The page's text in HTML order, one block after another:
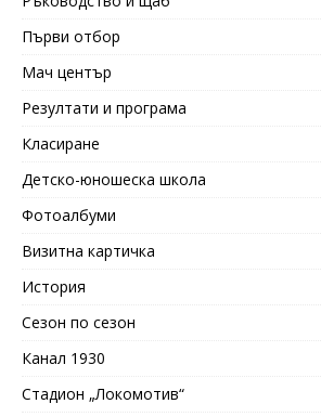
Първи отбор
Мач център
Резултати и програма
Класиране
Детско-юношеска школа
Фотоалбуми
Визитна картичка
История
Сезон по сезон
Канал 1930
Стадион „Локомотив“